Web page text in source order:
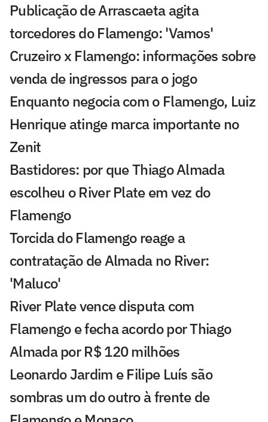
Publicação de Arrascaeta agita
torcedores do Flamengo: 'Vamos'
Cruzeiro x Flamengo: informações sobre
venda de ingressos para o jogo
Enquanto negocia com o Flamengo, Luiz
Henrique atinge marca importante no
Zenit
Bastidores: por que Thiago Almada
escolheu o River Plate em vez do
Flamengo
Torcida do Flamengo reage a
contratação de Almada no River:
'Maluco'
River Plate vence disputa com
Flamengo e fecha acordo por Thiago
Almada por R$ 120 milhões
Leonardo Jardim e Filipe Luís são
sombras um do outro à frente de